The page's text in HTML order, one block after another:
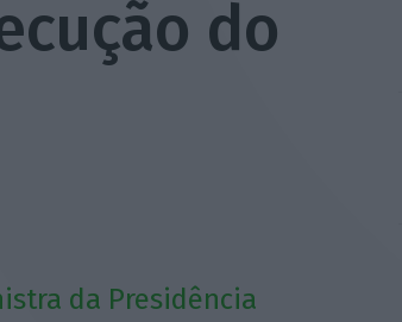
do
da Presidência